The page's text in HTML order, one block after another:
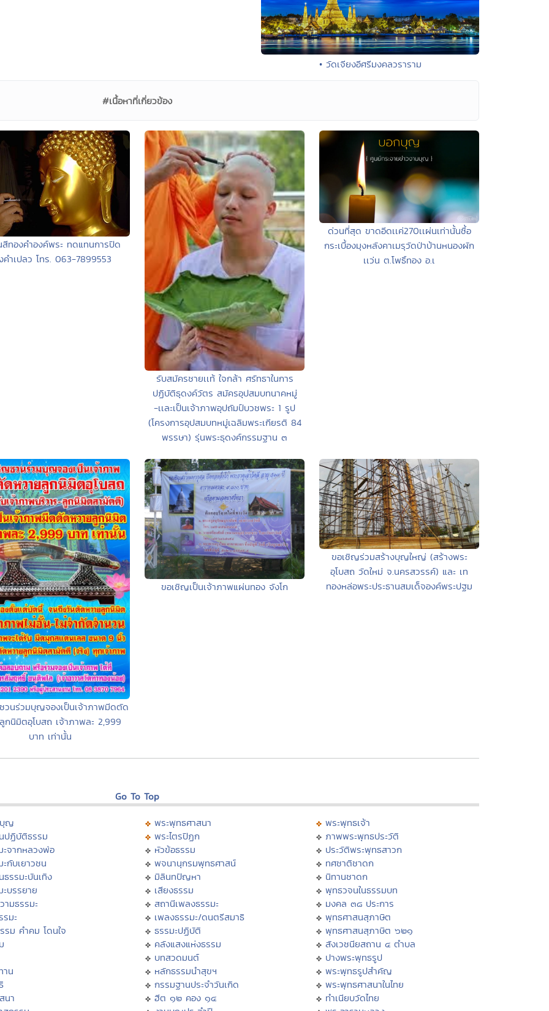
• วัดเจียงอีศรีมงคลวราราม
#เนื้อหาที่เกี่ยวข้อง
ทองคำองค์พระ ทดแทนการปิด
คำเปลว โทร. 063-7899553
รับสมัครชายเเท้ ใจกล้า ศรัทธาในการ
ปฏิบัติธุดงค์วัตร สมัครอุปสมบทนาคหมู่
-เเละเป็นเจ้าภาพอุปถัมป์บวชพระ 1 รูป
(โครงการอุปสมบทหมู่เฉลิมพระเกียรติ 84
พรรษา) รุ่นพระธุดงค์กรรมฐาน ๓
ด่วนที่สุด ขาดอีดเเค่270เเผ่นเท่านั้นซื้อ
กระเบื้องมุงหลังคาเมรุวัดป่าบ้านหนองผัก
เเว่น ต.โพธิ์ทอง อ.เ
วนร่วมบุญจองเป็นเจ้าภาพมีดตัด
กนิมิตอุโบสถ เจ้าภาพละ 2,999
บาท เท่านั้น
ขอเชิญเป็นเจ้าภาพแผ่นทอง จังโก
ขอเชิญร่วมสร้างบุญใหญ่ (สร้างพระ
อุโบสถ วัดใหม่ จ.นครสวรรค์) และ เท
ทองหล่อพระประธานสมเด็จองค์พระปฐม
Go To Top
ญ
ปฏิบัติธรรม
ะจากหลวงพ่อ
ะกับเยาวชน
ธรรมะบันเทิง
ะบรรยาย
ามธรรมะ
รมะ
รม คำคม โดนใจ
น
นา
พระพุทธศาสนา
พระไตรปิฏก
หัวข้อธรรม
พจนานุกรมพุทธศาสน์
มิลินทปัญหา
เสียงธรรม
สถานีเพลงธรรมะ
เพลงธรรมะ/ดนตรีสมาธิ
ธรรมะปฏิบัติ
คลังแสงแห่งธรรม
บทสวดมนต์
หลักธรรมนำสุขฯ
กรรมฐานประจำวันเกิด
ฮีต ๑๒ คอง ๑๔
พระพุทธเจ้า
ภาพพระพุทธประวัติ
ประวัติพระพุทธสาวก
ทศชาติชาดก
นิทานชาดก
พุทธวจนในธรรมบท
มงคล ๓๘ ประการ
พุทธศาสนสุภาษิต
พุทธศาสนสุภาษิต ๖๒๑
สังเวชนียสถาน ๔ ตำบล
ปางพระพุทธรูป
พระพุทธรูปสำคัญ
พระพุทธศาสนาในไทย
ทำเนียบวัดไทย